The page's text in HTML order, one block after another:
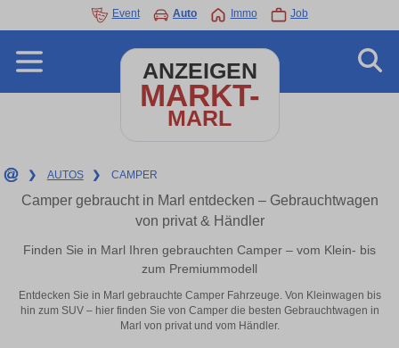
Event Auto Immo Job
ANZEIGEN
MARKT-
MARL
❯ AUTOS ❯ CAMPER
Camper gebraucht in Marl entdecken – Gebrauchtwagen
von privat & Händler
Finden Sie in Marl Ihren gebrauchten Camper – vom Klein- bis
zum Premiummodell
Entdecken Sie in Marl gebrauchte Camper Fahrzeuge. Von Kleinwagen bis
hin zum SUV – hier finden Sie von Camper die besten Gebrauchtwagen in
Marl von privat und vom Händler.